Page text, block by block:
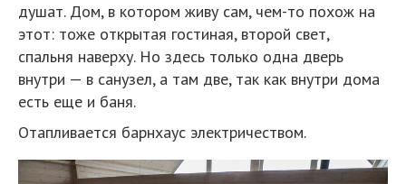
душат. Дом, в котором живу сам, чем-то похож на
этот: тоже открытая гостиная, второй свет,
спальня наверху. Но здесь только одна дверь
внутри — в санузел, а там две, так как внутри дома
есть еще и баня.
Отапливается барнхаус электричеством.